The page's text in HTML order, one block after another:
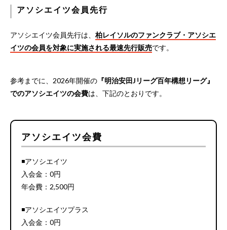
アソシエイツ会員先行
アソシエイツ会員先行は、 柏レイソルのファンクラブ・アソシエ
イツの会員を対象に実施される最速先行販売です。
参考までに、2026年開催の 『明治安田Jリーグ百年構想リーグ』
でのアソシエイツの会費は、下記のとおりです。
アソシエイツ会費
◾️アソシエイツ
入会金：0円
年会費：2,500円
◾️アソシエイツプラス
入会金：0円